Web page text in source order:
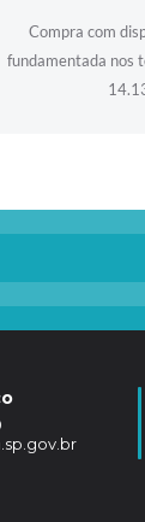
Compra com
fundamentada nos